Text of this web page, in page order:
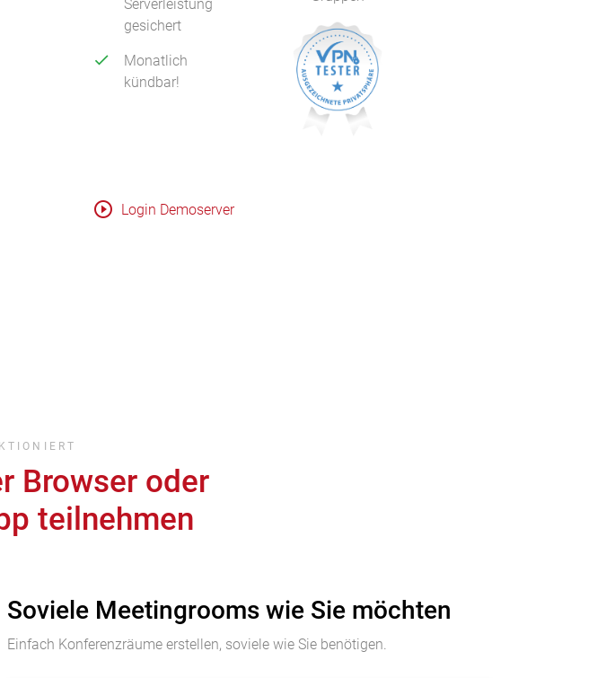
Serverleistung
gesichert
Monatlich
kündbar!
Login Demoserver
Browser oder
teilnehmen
Soviele Meetingrooms wie Sie möchten
Einfach Konferenzräume erstellen, soviele wie Sie benötigen.